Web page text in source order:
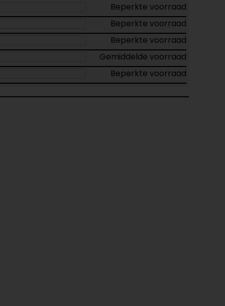
Beperkte voorraad
Beperkte voorraad
Beperkte voorraad
Gemiddelde voorraad
Beperkte voorraad